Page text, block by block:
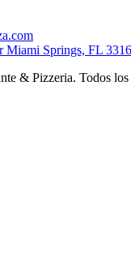
Miami Springs, FL
& Pizzeria. Todos los